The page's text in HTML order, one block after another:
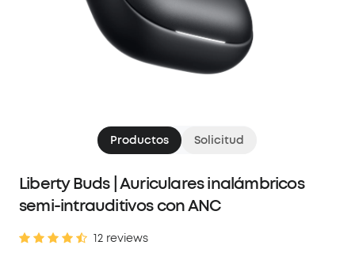
Productos Solicitud
Liberty Buds | Auriculares inalámbricos
semi-intrauditivos con ANC
12 reviews